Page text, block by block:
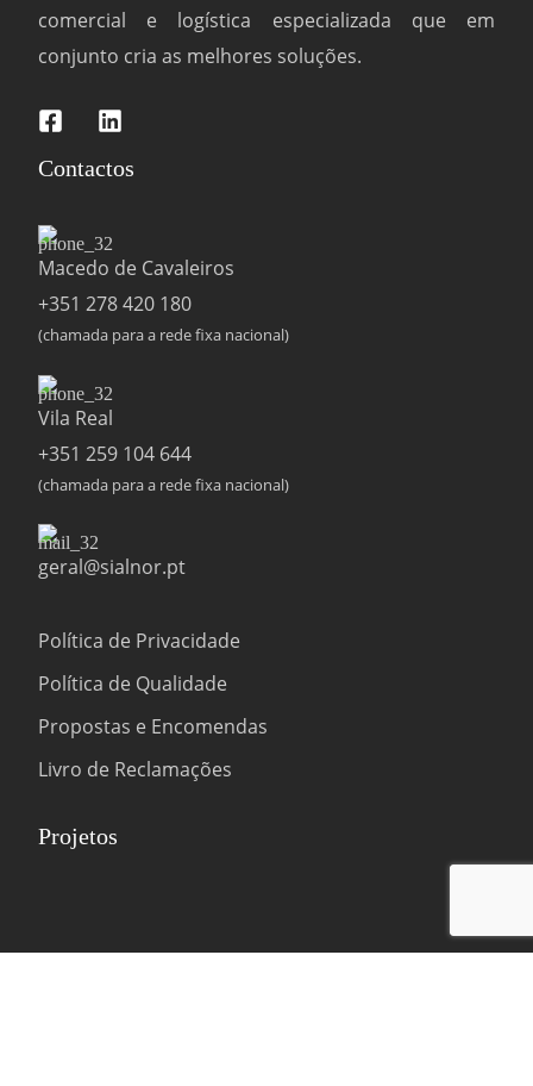
comercial e logística especializada que em
conjunto cria as melhores soluções.
Contactos
Macedo de Cavaleiros
+351 278 420 180
(chamada para a rede fixa nacional)
Vila Real
+351 259 104 644
(chamada para a rede fixa nacional)
geral@sialnor.pt
Política de Privacidade
Política de Qualidade
Propostas e Encomendas
Livro de Reclamações
Projetos